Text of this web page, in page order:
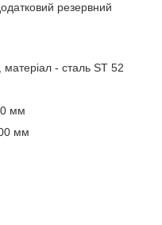
резервний
- сталь ST 52
мм
мм